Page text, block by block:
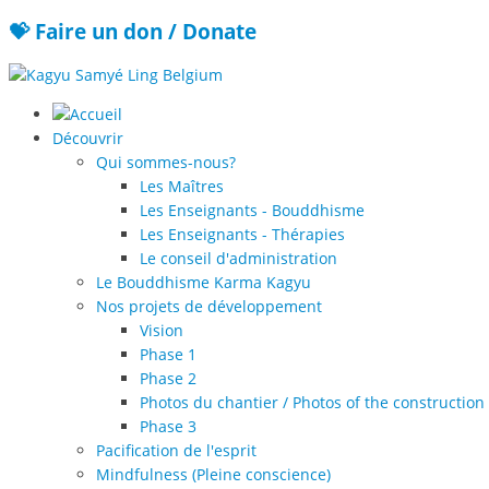
💝 Faire un don / Donate
Découvrir
Qui sommes-nous?
Les Maîtres
Les Enseignants - Bouddhisme
Les Enseignants - Thérapies
Le conseil d'administration
Le Bouddhisme Karma Kagyu
Nos projets de développement
Vision
Phase 1
Phase 2
Photos du chantier / Photos of the construction
Phase 3
Pacification de l'esprit
Mindfulness (Pleine conscience)